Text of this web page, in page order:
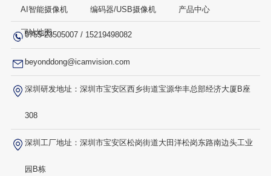
AI智能摄像机 编码器/USB摄像机 产品中心
网站地图
0755-23505007 / 15219498082
beyonddong@icamvision.com
深圳研发地址：深圳市宝安区西乡街道宝源华丰总部经济大厦B座
308
深圳工厂地址：深圳市宝安区松岗街道大田洋松岗东路南边头工业
园B栋